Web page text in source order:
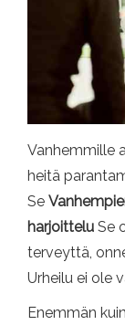
Vanhemmille
heitä
Se
harjoittelu Se
terveyttä,
Urheilu ei ole
Enemmän